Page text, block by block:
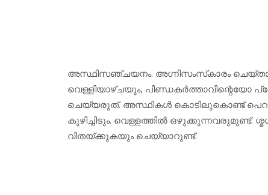
അസ്ഥിസഞ്ചയനം. അഗ്നിസംസ്‌കാരം
വെള്ളിയാഴ്ചയും, പിണ്ഡകര്‍ത്താവിന്റെയോ
ചെയ്യരുത്. അസ്ഥികള്‍ കൊടിലുകൊണ്ട്
കുഴിച്ചിടും. വെള്ളത്തില്‍ ഒഴുക്കുന്നവരുമുണ്ട്.
വിതയ്ക്കുകയും ചെയ്യാറുണ്ട്.